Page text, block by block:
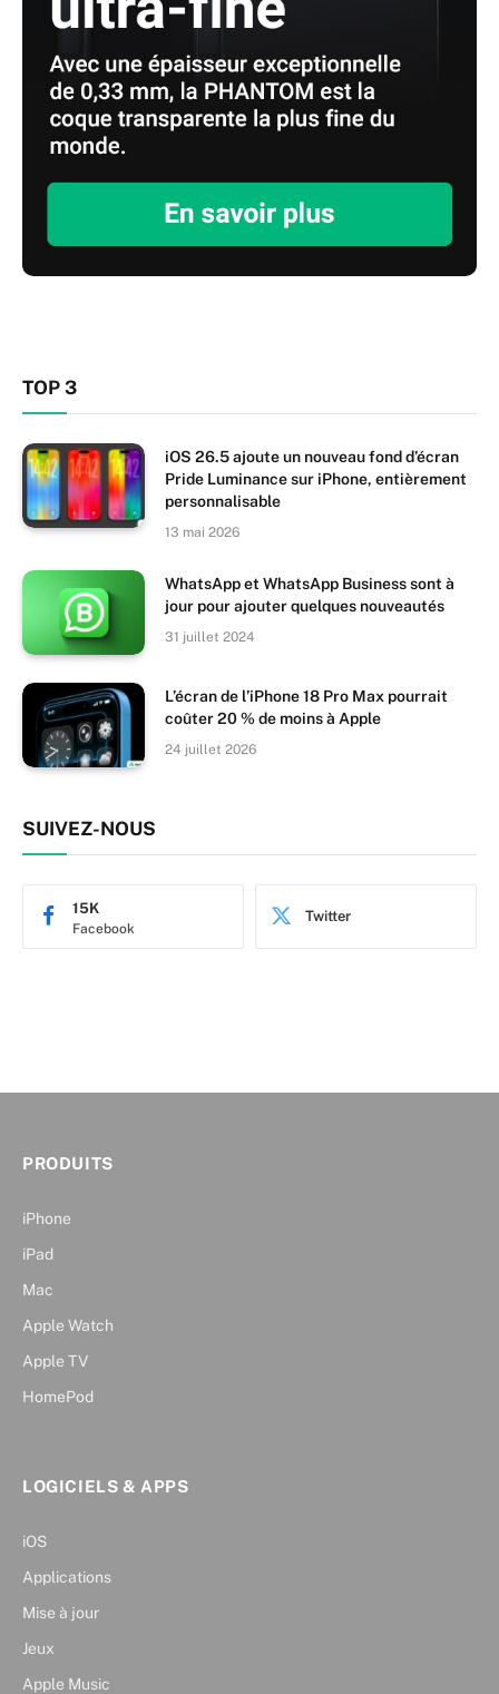
TOP 3
iOS 26.5 ajoute un nouveau fond d’écran
Pride Luminance sur iPhone, entièrement
personnalisable
13 mai 2026
WhatsApp et WhatsApp Business sont à
jour pour ajouter quelques nouveautés
31 juillet 2024
L’écran de l’iPhone 18 Pro Max pourrait
coûter 20 % de moins à Apple
24 juillet 2026
SUIVEZ-NOUS
Facebook
15K Twitter
PRODUITS
iPhone
iPad
Mac
Apple Watch
Apple TV
HomePod
LOGICIELS & APPS
iOS
Applications
Mise à jour
Jeux
Apple Music